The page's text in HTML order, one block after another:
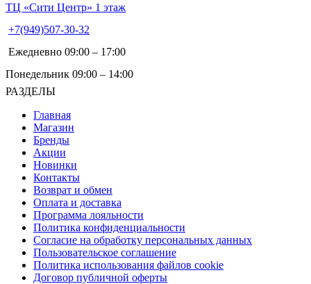
ТЦ «Сити Центр» 1 этаж
+7(949)507-30-32
Ежедневно 09:00 – 17:00
Понедельник 09:00 – 14:00
РАЗДЕЛЫ
Главная
Магазин
Бренды
Акции
Новинки
Контакты
Возврат и обмен
Оплата и доставка
Программа лояльности
Политика конфиденциальности
Согласие на обработку персональных данных
Пользовательское соглашение
Политика использования файлов cookie
Договор публичной оферты